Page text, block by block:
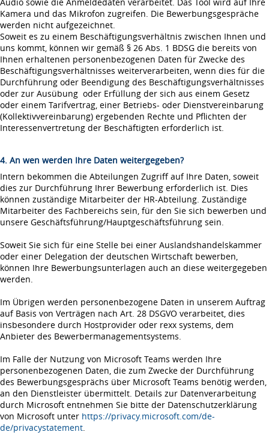
Kamera und das Mikrofon zugreifen. Die Bewerbungsgespräche
werden nicht aufgezeichnet.
Soweit es zu einem Beschäftigungsverhältnis zwischen Ihnen und
uns kommt, können wir gemäß § 26 Abs. 1 BDSG die bereits von
Ihnen erhaltenen personenbezogenen Daten für Zwecke des
Beschäftigungsverhältnisses weiterverarbeiten, wenn dies für die
Durchführung oder Beendigung des Beschäftigungsverhältnisses
oder zur Ausübung oder Erfüllung der sich aus einem Gesetz
oder einem Tarifvertrag, einer Betriebs- oder Dienstvereinbarung
(Kollektivvereinbarung) ergebenden Rechte und Pflichten der
Interessenvertretung der Beschäftigten erforderlich ist.
4. An wen werden Ihre Daten weitergegeben?
Intern bekommen die Abteilungen Zugriff auf Ihre Daten, soweit
dies zur Durchführung Ihrer Bewerbung erforderlich ist. Dies
können zuständige Mitarbeiter der HR-Abteilung. Zuständige
Mitarbeiter des Fachbereichs sein, für den Sie sich bewerben und
unsere Geschäftsführung/Hauptgeschäftsführung sein.
Soweit Sie sich für eine Stelle bei einer Auslandshandelskammer
oder einer Delegation der deutschen Wirtschaft bewerben,
können Ihre Bewerbungsunterlagen auch an diese weitergegeben
werden.
Im Übrigen werden personenbezogene Daten in unserem Auftrag
auf Basis von Verträgen nach Art. 28 DSGVO verarbeitet, dies
insbesondere durch Hostprovider oder rexx systems, dem
Anbieter des Bewerbermanagementsystems.
Im Falle der Nutzung von Microsoft Teams werden Ihre
personenbezogenen Daten, die zum Zwecke der Durchführung
des Bewerbungsgesprächs über Microsoft Teams benötig werden,
an den Dienstleister übermittelt. Details zur Datenverarbeitung
durch Microsoft entnehmen Sie bitte der Datenschutzerklärung
von Microsoft unter https://privacy.microsoft.com/de-
de/privacystatement.